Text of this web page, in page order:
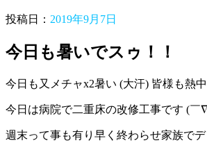
投稿日： 2019年9月7日
今日も暑いでスゥ！！
今日も又メチャx2暑い (大汗) 皆様も熱
今日は病院で二重床の改修工事です (￣
週末って事も有り早く終わらせ家族でデ